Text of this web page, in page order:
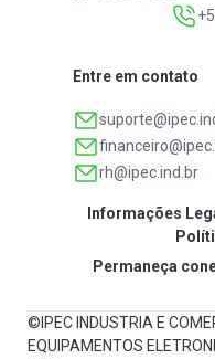
Entre em contato
rh@ipec.ind.br
Informações
Permaneça
©IPEC INDUSTRIA E
EQUIPAMENTOS